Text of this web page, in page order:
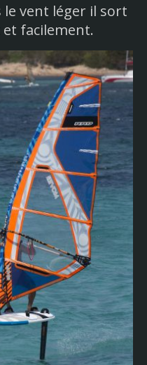
vent léger il sort
et facilement.